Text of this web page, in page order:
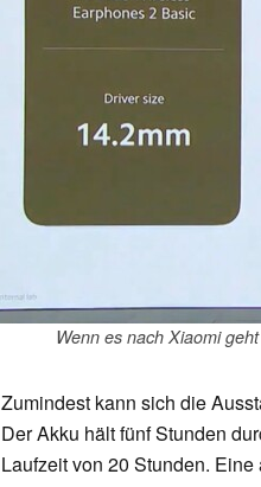
Wenn es nach Xiaomi
Zumindest kann sich die
Der Akku hält fünf Stunden
Laufzeit von 20 Stunden.